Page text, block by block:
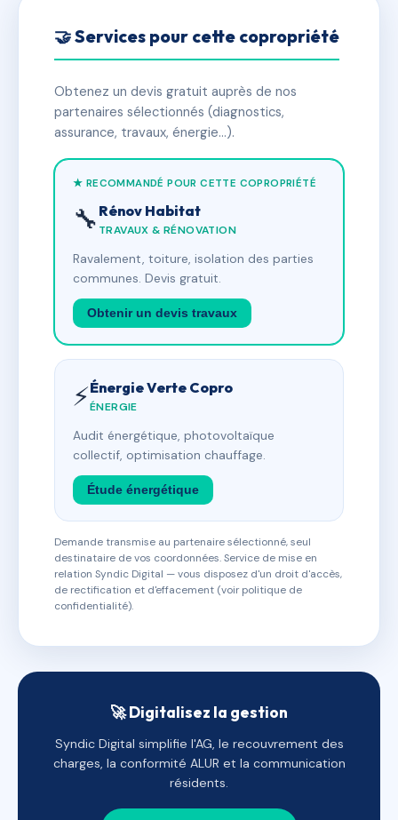
🤝 Services pour cette copropriété
Obtenez un devis gratuit auprès de nos
partenaires sélectionnés (diagnostics,
assurance, travaux, énergie…).
★ RECOMMANDÉ POUR CETTE COPROPRIÉTÉ
🔧 Rénov Habitat
TRAVAUX & RÉNOVATION
Ravalement, toiture, isolation des parties
communes. Devis gratuit.
Obtenir un devis travaux
⚡Énergie Verte Copro
ÉNERGIE
Audit énergétique, photovoltaïque
collectif, optimisation chauffage.
Étude énergétique
Demande transmise au partenaire sélectionné, seul
destinataire de vos coordonnées. Service de mise en
relation Syndic Digital — vous disposez d'un droit d'accès,
de rectification et d'effacement (voir politique de
confidentialité).
🚀 Digitalisez la gestion
Syndic Digital simplifie l'AG, le recouvrement des
charges, la conformité ALUR et la communication
résidents.